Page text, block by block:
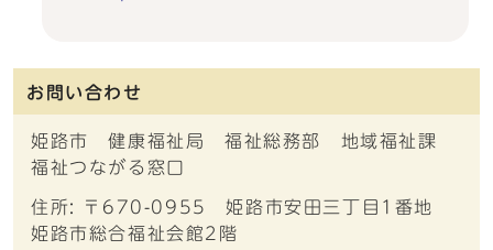
お問い合わせ
姫路市 健康福祉局 福祉総務部 地域福祉課
福祉つながる窓口
住所: 〒670-0955 姫路市安田三丁目1番地
姫路市総合福祉会館2階